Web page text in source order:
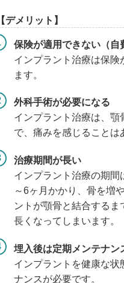
【デメリット】
保険が適用できない（自
インプラント治療は保
ます。
外科手術が必要になる
インプラント治療は、
で、痛みを感じることは
治療期間が長い
インプラント治療の期間
～6ヶ月かかり、骨を増
ントが顎骨と結合する
長くなってしまいます。
埋入後は定期メンテナン
インプラントを健康な
ナンスが必要です。